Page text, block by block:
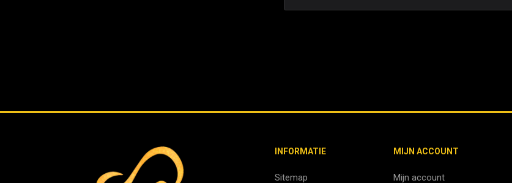
INFORMATIE
Sitemap
MIJN ACCOUNT
Mijn account